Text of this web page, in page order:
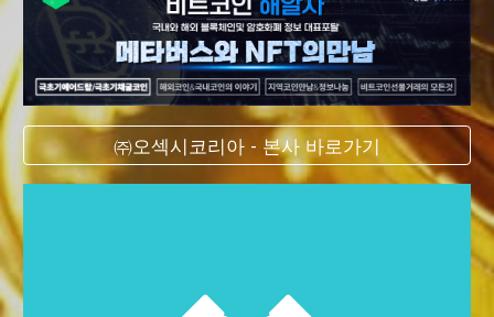
㈜오섹시코리아 - 본사 바로가기